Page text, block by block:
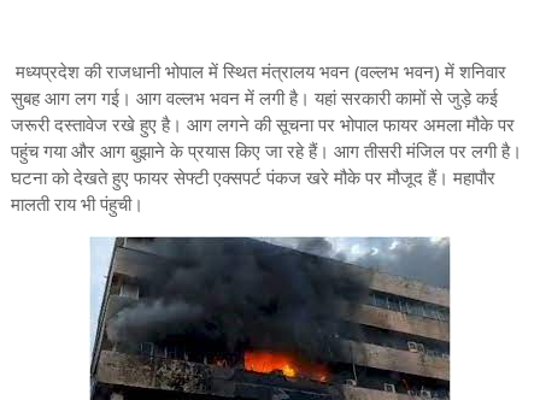
मध्यप्रदेश की राजधानी भोपाल में स्थित मंत्रालय भवन (वल्लभ भवन) में शनिवार
सुबह आग लग गई। आग वल्लभ भवन में लगी है। यहां सरकारी कामों से जुड़े कई
जरूरी दस्तावेज रखे हुए है। आग लगने की सूचना पर भोपाल फायर अमला मौके पर
पहुंच गया और आग बुझाने के प्रयास किए जा रहे हैं। आग तीसरी मंजिल पर लगी है।
घटना को देखते हुए फायर सेफ्टी एक्सपर्ट पंकज खरे मौके पर मौजूद हैं। महापौर
मालती राय भी पंहुची।